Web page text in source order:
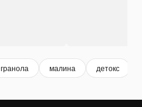
гранола малина детокс